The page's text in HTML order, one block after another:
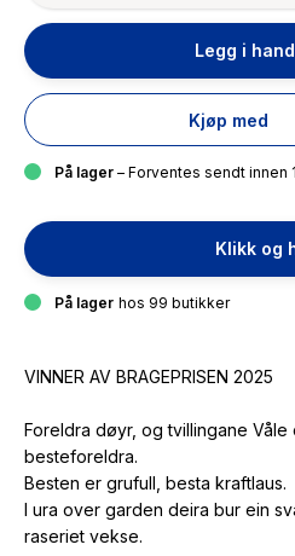
Legg i
Kjøp med
På lager – Forventes sendt innen
Klikk og
På lager hos 99 butikker
VINNER AV BRAGEPRISEN 2025
Foreldra døyr, og tvillingane Våle
besteforeldra.
Besten er grufull, besta kraftlaus.
I ura over garden deira bur ein
raseriet vekse.